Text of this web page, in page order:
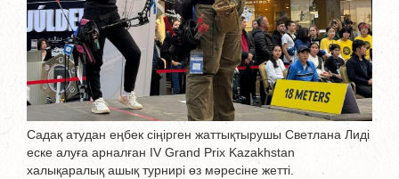
Садақ атудан еңбек сіңірген жаттықтырушы Светлана Лиді
еске алуға арналған IV Grand Prix Kazakhstan
халықаралық ашық турнирі өз мәресіне жетті.